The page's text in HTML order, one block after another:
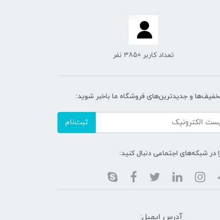
تعداد کاربر 3850 نفر
و جدیدترین‌های فروشگاه ما باخبر شوید:
ثبت‌نام
در شبکه‌های اجتماعی دنبال کنید:
آدرس ایمیل: